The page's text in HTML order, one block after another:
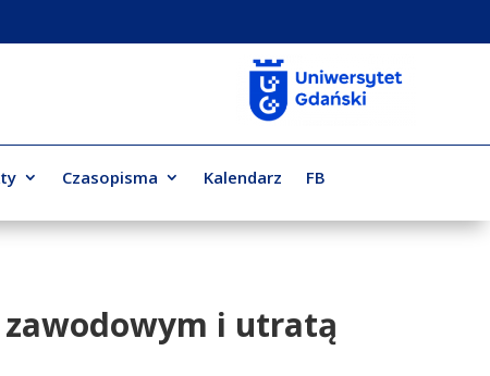
Czasopisma Kalendarz FB
i utratą